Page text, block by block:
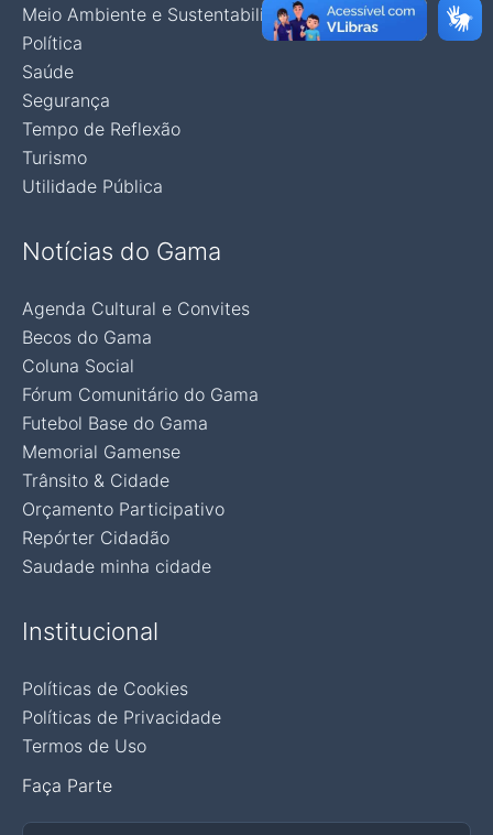
Meio Ambiente e Sustentabilidade
Política
Saúde
Segurança
Tempo de Reflexão
Turismo
Utilidade Pública
Notícias do Gama
Agenda Cultural e Convites
Becos do Gama
Coluna Social
Fórum Comunitário do Gama
Futebol Base do Gama
Memorial Gamense
Trânsito & Cidade
Orçamento Participativo
Repórter Cidadão
Saudade minha cidade
Institucional
Políticas de Cookies
Políticas de Privacidade
Termos de Uso
Faça Parte